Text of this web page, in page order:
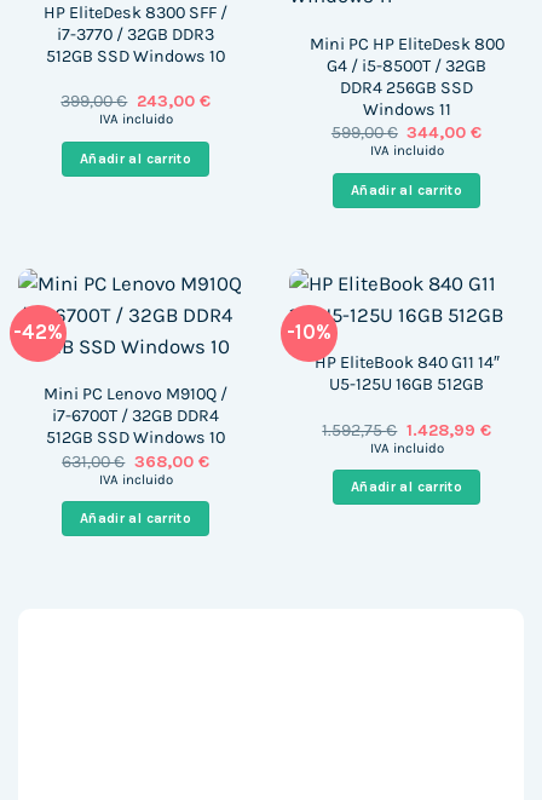
HP EliteDesk 8300 SFF /
i7-3770 / 32GB DDR3
512GB SSD Windows 10
399,00€ El
precio
era:
399,00 €.
243,00 €El
es:
IVA incluido
Añadir al carrito
Mini PC HP EliteDesk 800
G4 / i5-8500T / 32GB
DDR4 256GB SSD
Windows 11
599,00€ El
precio
era:
599,00 €.
344,00€El
IVA incluido
Añadir al carrito
-42%
Mini PC Lenovo M910Q /
i7-6700T / 32GB DDR4
512GB SSD Windows 10
631,00€ El
precio
era:
631,00 €.
368,00 €El
es:
368,00 €.
IVA incluido
Añadir al carrito
-10%
HP EliteBook 840 G11 14″
U5-125U 16GB 512GB
1.592,75€ El
precio
era:
1.592,75 €.
1.428,99 €El
IVA incluido
Añadir al carrito